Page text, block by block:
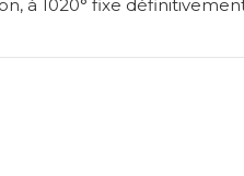
à 1020° fixe